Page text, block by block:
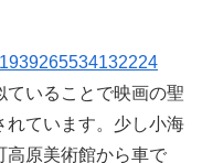
ていることで映画の聖
れています。少し小海
高原美術館から車で